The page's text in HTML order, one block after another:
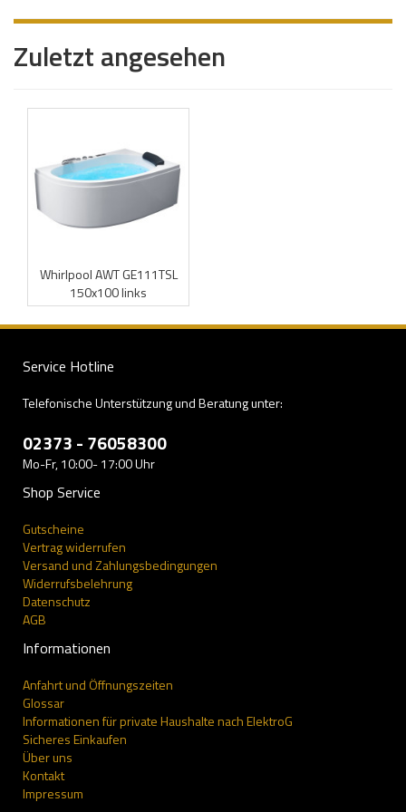
Zuletzt angesehen
Whirlpool AWT GE111TSL
150x100 links
Service Hotline
Telefonische Unterstützung und Beratung unter:
02373 - 76058300
Mo-Fr, 10:00- 17:00 Uhr
Shop Service
Gutscheine
Vertrag widerrufen
Versand und Zahlungsbedingungen
Widerrufsbelehrung
Datenschutz
AGB
Informationen
Anfahrt und Öffnungszeiten
Glossar
Informationen für private Haushalte nach ElektroG
Sicheres Einkaufen
Über uns
Kontakt
Impressum